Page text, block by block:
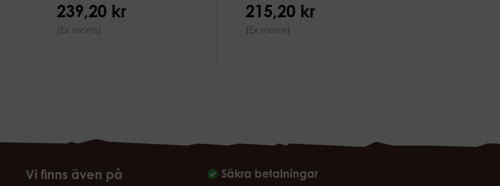
239,20 kr
(Ex moms)
215,20 kr
(Ex moms)
Vi finns även på
Säkra betalningar